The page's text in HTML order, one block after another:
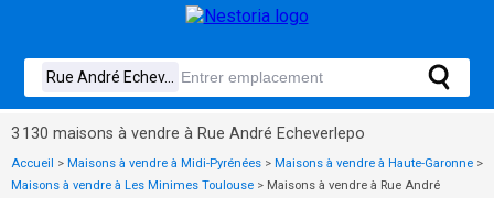
3 130 maisons à vendre à Rue André Echeverlepo
Accueil > Maisons à vendre à Midi-Pyrénées > Maisons à vendre à Haute-Garonne >
Maisons à vendre à Les Minimes Toulouse > Maisons à vendre à Rue André